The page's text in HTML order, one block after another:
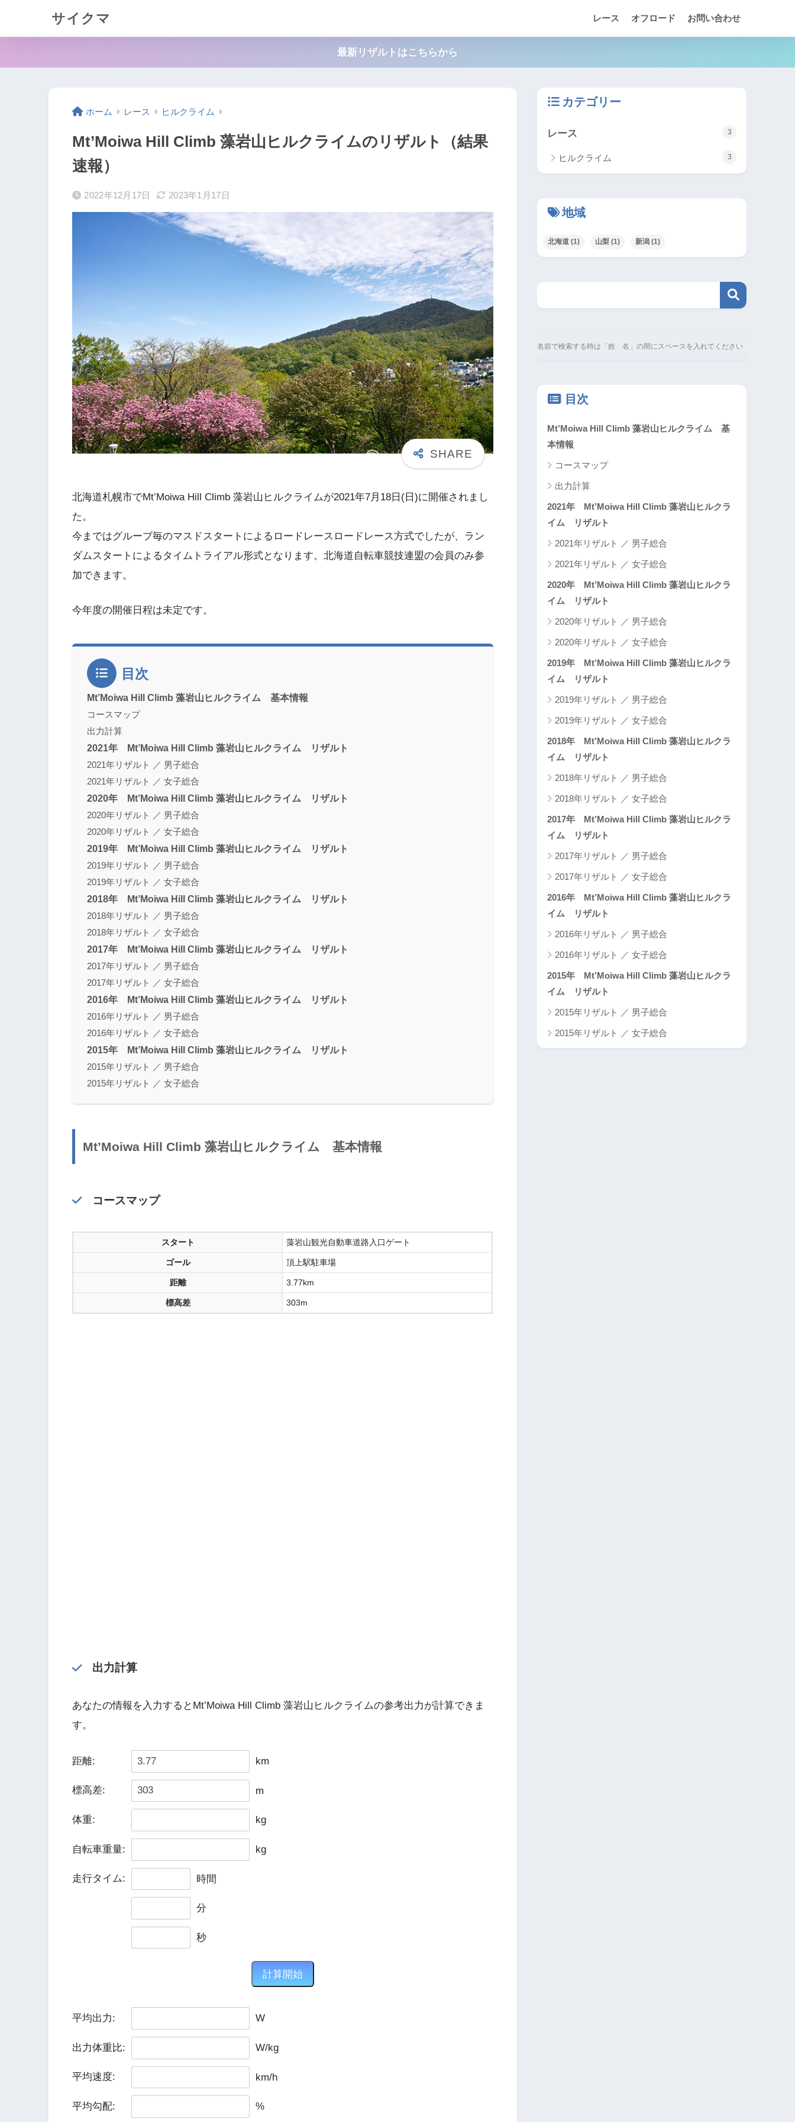
サイクマ レース オフロード お問い合わせ
最新リザルトはこちらから
ホーム レース ヒルクライム
Mt’Moiwa Hill Climb 藻岩山ヒルクライムのリザルト（結果
速報）
2022年12月17日 2023年1月17日
北海道札幌市でMt’Moiwa Hill Climb 藻岩山ヒルクライムが2021年7月18日(日)に開催されまし
た。
今まではグルーブ毎のマスドスタートによるロードレースロードレース方式でしたが、ラン
ダムスタートによるタイムトライアル形式となります。北海道自転車競技連盟の会員のみ参
加できます。
今年度の開催日程は未定です。
目次
Mt’Moiwa Hill Climb 藻岩山ヒルクライム 基本情報
コースマップ
出力計算
2021年 Mt’Moiwa Hill Climb 藻岩山ヒルクライム リザルト
2021年リザルト ／ 男子総合
2021年リザルト ／ 女子総合
2020年 Mt’Moiwa Hill Climb 藻岩山ヒルクライム リザルト
2020年リザルト ／ 男子総合
2020年リザルト ／ 女子総合
2019年 Mt’Moiwa Hill Climb 藻岩山ヒルクライム リザルト
2019年リザルト ／ 男子総合
2019年リザルト ／ 女子総合
2018年 Mt’Moiwa Hill Climb 藻岩山ヒルクライム リザルト
2018年リザルト ／ 男子総合
2018年リザルト ／ 女子総合
2017年 Mt’Moiwa Hill Climb 藻岩山ヒルクライム リザルト
2017年リザルト ／ 男子総合
2017年リザルト ／ 女子総合
2016年 Mt’Moiwa Hill Climb 藻岩山ヒルクライム リザルト
2016年リザルト ／ 男子総合
2016年リザルト ／ 女子総合
2015年 Mt’Moiwa Hill Climb 藻岩山ヒルクライム リザルト
2015年リザルト ／ 男子総合
2015年リザルト ／ 女子総合
Mt’Moiwa Hill Climb 藻岩山ヒルクライム 基本情報
コースマップ
スタート 藻岩山観光自動車道路入口ゲート
ゴール 頂上駅駐車場
距離 3.77km
標高差 303m
出力計算
あなたの情報を入力するとMt’Moiwa Hill Climb 藻岩山ヒルクライムの参考出力が計算できま
す。
距離: km
標高差: m
体重: kg
自転車重量: kg
走行タイム: 時間
分
秒
計算開始
平均出力: W
出力体重比: W/kg
平均速度: km/h
平均勾配: %
カテゴリー
レース 3
ヒルクライム 3
地域
北海道 (1) 山梨 (1) 新潟 (1)
名前で検索する時は「姓 名」の間にスペースを入れてください
目次
Mt’Moiwa Hill Climb 藻岩山ヒルクライム 基
本情報
コースマップ
出力計算
2021年 Mt’Moiwa Hill Climb 藻岩山ヒルクラ
イム リザルト
2021年リザルト ／ 男子総合
2021年リザルト ／ 女子総合
2020年 Mt’Moiwa Hill Climb 藻岩山ヒルクラ
イム リザルト
2020年リザルト ／ 男子総合
2020年リザルト ／ 女子総合
2019年 Mt’Moiwa Hill Climb 藻岩山ヒルクラ
イム リザルト
2019年リザルト ／ 男子総合
2019年リザルト ／ 女子総合
2018年 Mt’Moiwa Hill Climb 藻岩山ヒルクラ
イム リザルト
2018年リザルト ／ 男子総合
2018年リザルト ／ 女子総合
2017年 Mt’Moiwa Hill Climb 藻岩山ヒルクラ
イム リザルト
2017年リザルト ／ 男子総合
2017年リザルト ／ 女子総合
2016年 Mt’Moiwa Hill Climb 藻岩山ヒルクラ
イム リザルト
2016年リザルト ／ 男子総合
2016年リザルト ／ 女子総合
2015年 Mt’Moiwa Hill Climb 藻岩山ヒルクラ
イム リザルト
2015年リザルト ／ 男子総合
2015年リザルト ／ 女子総合